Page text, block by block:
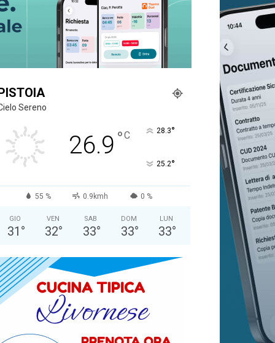
Sereno
26.9 °C 28.3°
25.2°
55 % 0.9kmh 0 %
GIO
31 °
VEN
32°
SAB
33°
DOM
33°
LUN
33°